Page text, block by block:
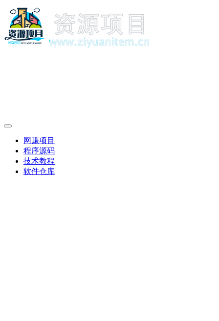
网赚项目
程序源码
技术教程
软件仓库